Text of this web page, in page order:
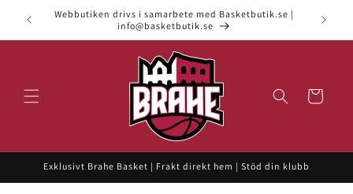
vidare
till
innehåll
Webbutiken drivs i samarbete med Basketbutik.se |
info@basketbutik.se
Varukorg
Exklusivt Brahe Basket | Frakt direkt hem | Stöd din klubb